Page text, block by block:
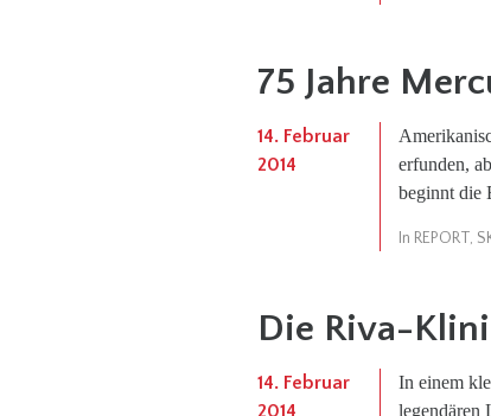
75 Jahre
14. Februar
2014
erfunden,
beginnt die
In REPORT,
Die Riva-
14. Februar
2014
In einem
legendären